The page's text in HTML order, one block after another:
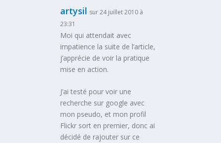
artysil sur 24 juillet 2010 à
23:31
Moi qui attendait avec
impatience la suite de l’article,
j’apprécie de voir la pratique
mise en action.
J’ai testé pour voir une
recherche sur google avec
mon pseudo, et mon profil
Flickr sort en premier, donc ai
décidé de rajouter sur ce